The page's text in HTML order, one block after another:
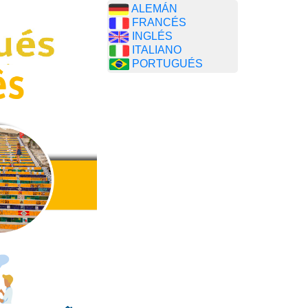
ALEMÁN
FRANCÉS
INGLÉS
ITALIANO
PORTUGUÉS